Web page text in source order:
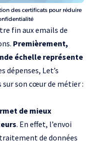
des certificats pour réduire
fin aux emails de
Premièrement,
échelle représente
dépenses, Let’s
son cœur de métier :
de mieux
. En effet, l’envoi
de données